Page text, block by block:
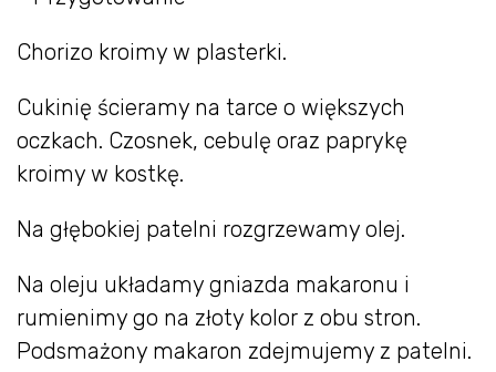
Chorizo kroimy w plasterki.
Cukinię ścieramy na tarce o większych
oczkach. Czosnek, cebulę oraz paprykę
kroimy w kostkę.
Na głębokiej patelni rozgrzewamy olej.
Na oleju układamy gniazda makaronu i
rumienimy go na złoty kolor z obu stron.
Podsmażony makaron zdejmujemy z patelni.